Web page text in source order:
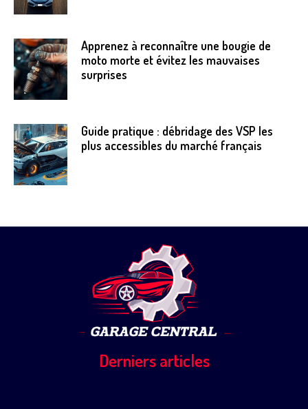
Apprenez à reconnaître une bougie de
moto morte et évitez les mauvaises
surprises
Guide pratique : débridage des VSP les
plus accessibles du marché français
Derniers articles